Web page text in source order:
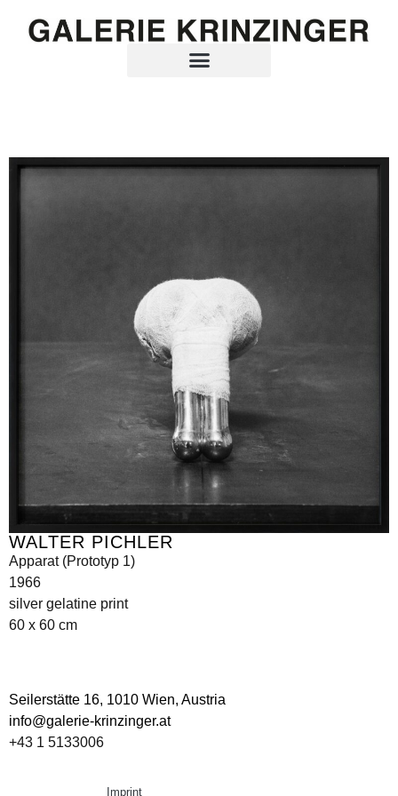
WALTER PICHLER
Apparat (Prototyp 1)
1966
silver gelatine print
60 x 60 cm
Seilerstätte 16, 1010 Wien, Austria
info@galerie-krinzinger.at
+43 1 5133006
Imprint